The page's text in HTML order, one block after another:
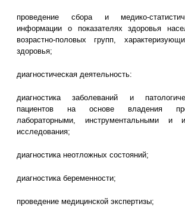
проведение сбора и медико-
информации о показателях здоровья
возрастно-половых групп,
здоровья;
диагностическая деятельность:
диагностика заболеваний и
пациентов на основе владения
лабораторными, инструментальными и
исследования;
диагностика неотложных состояний;
диагностика беременности;
проведение медицинской экспертизы;